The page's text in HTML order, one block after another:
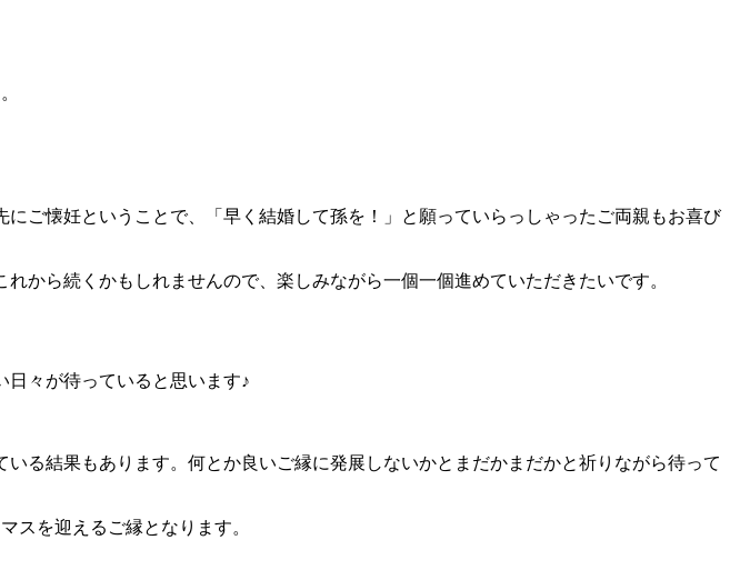
ご懐妊ということで、「早く結婚して孫を！」と願っていらっしゃったご両親もお喜び
から続くかもしれませんので、楽しみながら一個一個進めていただきたいです。
々が待っていると思います♪
る結果もあります。何とか良いご縁に発展しないかとまだかまだかと祈りながら待って
スを迎えるご縁となります。